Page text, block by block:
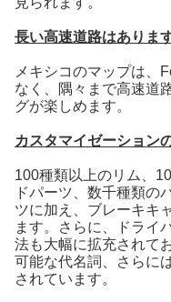
長い高速道路はありま
メキシコのマップは、
なく、隅々まで高速道
グが楽しめます。
カスタマイゼーション
100種類以上のリム、
ドパーツ、数千種類の
ツに加え、ブレーキキ
ます。さらに、ドライ
法も大幅に拡充されて
可能な代名詞、さらに
されています。